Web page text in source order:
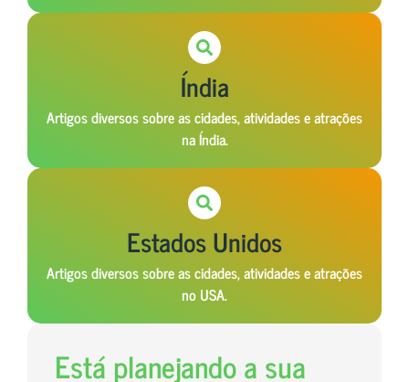
Índia
Artigos diversos sobre as cidades, atividades e atrações
na Índia.
Estados Unidos
Artigos diversos sobre as cidades, atividades e atrações
no USA.
Está planejando a sua